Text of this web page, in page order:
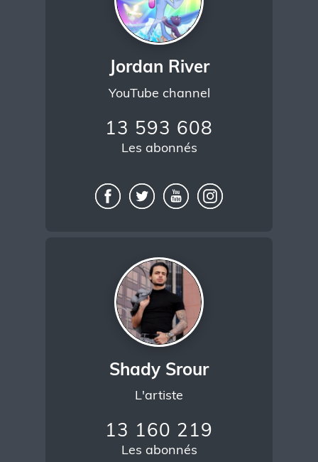
Jordan River
YouTube channel
13 593 608
Les abonnés
Shady Srour
L'artiste
13 160 219
Les abonnés